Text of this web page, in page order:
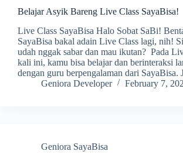
Belajar Asyik Bareng Live Class SayaBisa!
Live Class SayaBisa Halo Sobat SaBi!
SayaBisa bakal adain Live Class lagi, nih!
udah nggak sabar dan mau ikutan? Pada
kali ini, kamu bisa belajar dan berinteraksi
dengan guru berpengalaman dari
Geniora Developer
February 7,
Geniora SayaBisa